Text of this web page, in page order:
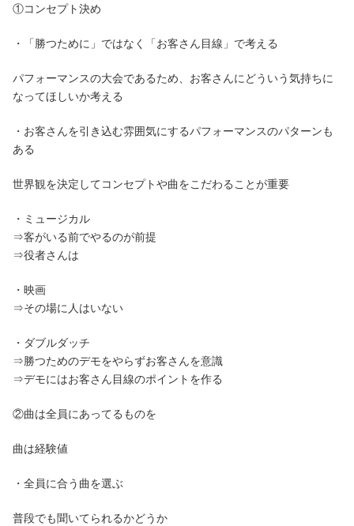
①コンセプト決め
・「勝つために」ではなく「お客さん目線」で考える
パフォーマンスの大会であるため、お客さんにどういう気持ちに
なってほしいか考える
・お客さんを引き込む雰囲気にするパフォーマンスのパターンも
ある
世界観を決定してコンセプトや曲をこだわることが重要
・ミュージカル
⇒客がいる前でやるのが前提
⇒役者さんは
・映画
⇒その場に人はいない
・ダブルダッチ
⇒勝つためのデモをやらずお客さんを意識
⇒デモにはお客さん目線のポイントを作る
②曲は全員にあってるものを
曲は経験値
・全員に合う曲を選ぶ
普段でも聞いてられるかどうか